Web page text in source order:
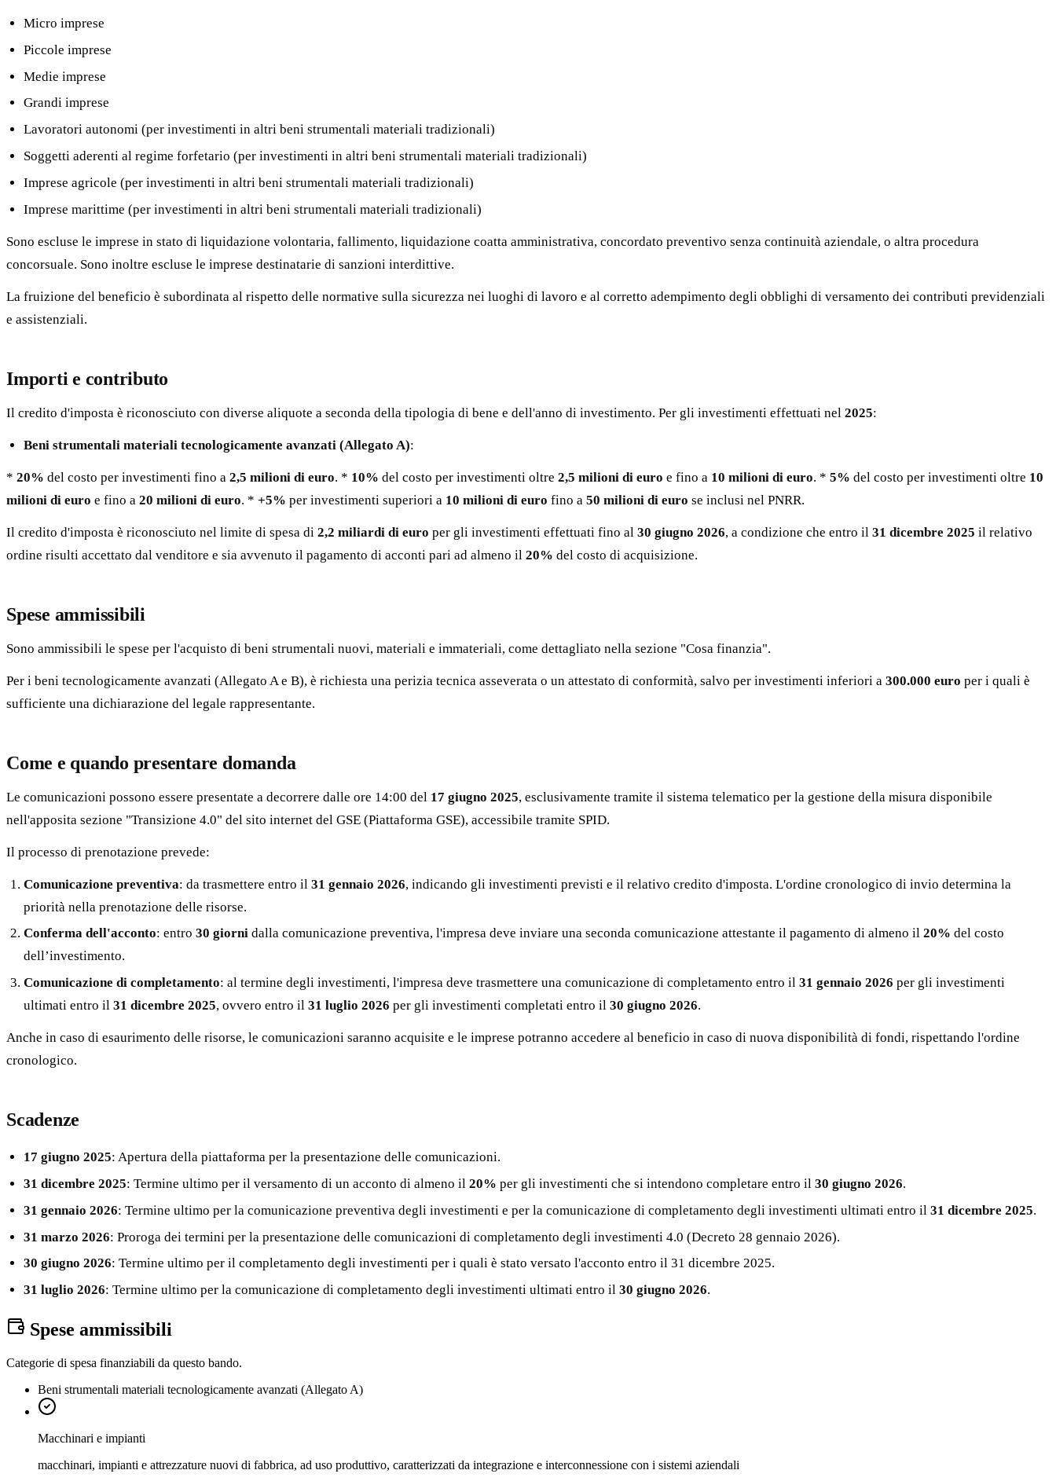
Micro imprese
Piccole imprese
Medie imprese
Grandi imprese
Lavoratori autonomi (per investimenti in altri beni strumentali materiali tradizionali)
Soggetti aderenti al regime forfetario (per investimenti in altri beni strumentali materiali tradizionali)
Imprese agricole (per investimenti in altri beni strumentali materiali tradizionali)
Imprese marittime (per investimenti in altri beni strumentali materiali tradizionali)
Sono escluse le imprese in stato di liquidazione volontaria, fallimento, liquidazione coatta amministrativa, concordato preventivo senza continuità aziendale, o altra procedura
concorsuale. Sono inoltre escluse le imprese destinatarie di sanzioni interdittive.
La fruizione del beneficio è subordinata al rispetto delle normative sulla sicurezza nei luoghi di lavoro e al corretto adempimento degli obblighi di versamento dei contributi previdenziali
e assistenziali.
Importi e contributo
Il credito d'imposta è riconosciuto con diverse aliquote a seconda della tipologia di bene e dell'anno di investimento. Per gli investimenti effettuati nel 2025:
Beni strumentali materiali tecnologicamente avanzati (Allegato A):
* 20% del costo per investimenti fino a 2,5 milioni di euro. * 10% del costo per investimenti oltre 2,5 milioni di euro e fino a 10 milioni di euro. * 5% del costo per investimenti oltre 10
milioni di euro e fino a 20 milioni di euro. * +5% per investimenti superiori a 10 milioni di euro fino a 50 milioni di euro se inclusi nel PNRR.
Il credito d'imposta è riconosciuto nel limite di spesa di 2,2 miliardi di euro per gli investimenti effettuati fino al 30 giugno 2026, a condizione che entro il 31 dicembre 2025 il relativo
ordine risulti accettato dal venditore e sia avvenuto il pagamento di acconti pari ad almeno il 20% del costo di acquisizione.
Spese ammissibili
Sono ammissibili le spese per l'acquisto di beni strumentali nuovi, materiali e immateriali, come dettagliato nella sezione "Cosa finanzia".
Per i beni tecnologicamente avanzati (Allegato A e B), è richiesta una perizia tecnica asseverata o un attestato di conformità, salvo per investimenti inferiori a 300.000 euro per i quali è
sufficiente una dichiarazione del legale rappresentante.
Come e quando presentare domanda
Le comunicazioni possono essere presentate a decorrere dalle ore 14:00 del 17 giugno 2025, esclusivamente tramite il sistema telematico per la gestione della misura disponibile
nell'apposita sezione "Transizione 4.0" del sito internet del GSE (Piattaforma GSE), accessibile tramite SPID.
Il processo di prenotazione prevede:
Comunicazione preventiva: da trasmettere entro il31 gennaio 2026, indicando gli investimenti previsti e il relativo credito d'imposta. L'ordine cronologico di invio determina la
priorità nella prenotazione delle risorse.
Conferma dell'acconto: entro30 giorni dalla comunicazione preventiva, l'impresa deve inviare una seconda comunicazione attestante il pagamento di almeno il20% del costo
dell’investimento.
Comunicazione di completamento: al termine degli investimenti, l'impresa deve trasmettere una comunicazione di completamento entro il31 gennaio 2026 per gli investimenti
ultimati entro il31 dicembre 2025, ovvero entro il31 luglio 2026 per gli investimenti completati entro il30 giugno 2026.
Anche in caso di esaurimento delle risorse, le comunicazioni saranno acquisite e le imprese potranno accedere al beneficio in caso di nuova disponibilità di fondi, rispettando l'ordine
cronologico.
Scadenze
17 giugno 2025: Apertura della piattaforma per la presentazione delle comunicazioni.
31 dicembre 2025: Termine ultimo per il versamento di un acconto di almeno il20% per gli investimenti che si intendono completare entro il30 giugno 2026.
31 gennaio 2026: Termine ultimo per la comunicazione preventiva degli investimenti e per la comunicazione di completamento degli investimenti ultimati entro il31 dicembre 2025.
31 marzo 2026: Proroga dei termini per la presentazione delle comunicazioni di completamento degli investimenti 4.0 (Decreto 28 gennaio 2026).
30 giugno 2026: Termine ultimo per il completamento degli investimenti per i quali è stato versato l'acconto entro il 31 dicembre 2025.
31 luglio 2026: Termine ultimo per la comunicazione di completamento degli investimenti ultimati entro il30 giugno 2026.
Spese ammissibili
Categorie di spesa finanziabili da questo bando.
Beni strumentali materiali tecnologicamente avanzati (Allegato A)
Macchinari e impianti
macchinari, impianti e attrezzature nuovi di fabbrica, ad uso produttivo, caratterizzati da integrazione e interconnessione con i sistemi aziendali